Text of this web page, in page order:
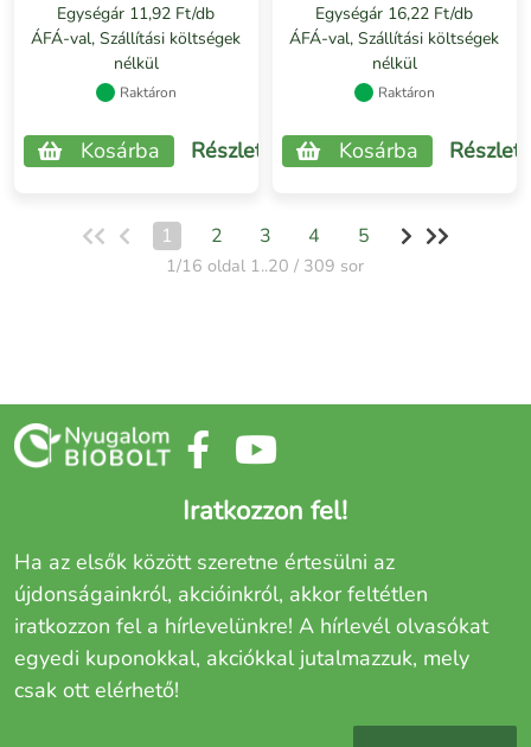
Egységár 11,92 Ft/db
ÁFÁ-val, Szállítási költségek
nélkül
Raktáron
Kosárba Részletek
Egységár 16,22 Ft/db
ÁFÁ-val, Szállítási költségek
nélkül
Raktáron
Kosárba
1 2 3 4 5
1/16 oldal 1..20 / 309 sor
Iratkozzon fel!
Ha az elsők között szeretne értesülni az
újdonságainkról, akcióinkról, akkor feltétlen
iratkozzon fel a hírlevelünkre! A hírlevél olvasókat
egyedi kuponokkal, akciókkal jutalmazzuk, mely
csak ott elérhető!